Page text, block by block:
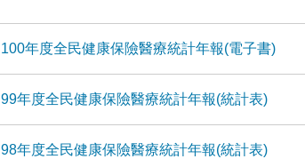
100年度全民健康保險醫療統計年報(電子書)
99年度全民健康保險醫療統計年報(統計表)
98年度全民健康保險醫療統計年報(統計表)